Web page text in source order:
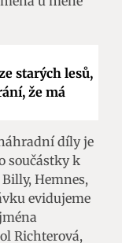
starých lesů,
že má
díly je
součástky k
Hemnes,
evidujeme
Richterová,